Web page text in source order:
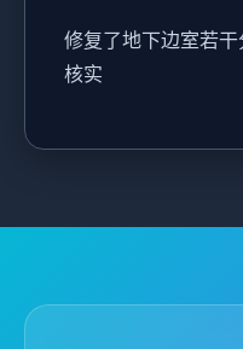
修复了地下边室若
核实